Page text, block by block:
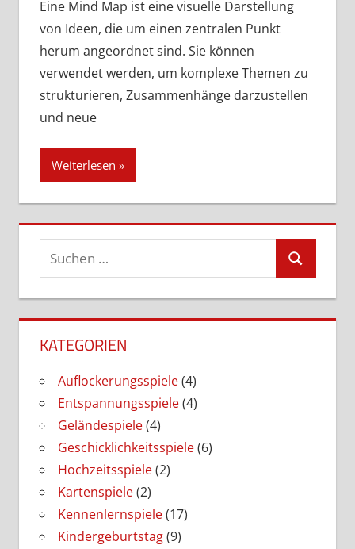
Eine Mind Map ist eine visuelle Darstellung
von Ideen, die um einen zentralen Punkt
herum angeordnet sind. Sie können
verwendet werden, um komplexe Themen zu
strukturieren, Zusammenhänge darzustellen
und neue
Weiterlesen
Suchen
nach:
Suchen
KATEGORIEN
Auflockerungsspiele(4)
Entspannungsspiele(4)
Geländespiele(4)
Geschicklichkeitsspiele(6)
Hochzeitsspiele(2)
Kartenspiele(2)
Kennenlernspiele(17)
Kindergeburtstag(9)